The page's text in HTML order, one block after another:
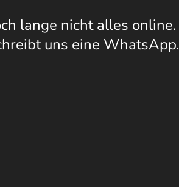
lange nicht alles online.
uns eine WhatsApp.